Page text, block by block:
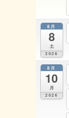
8月
8
土
2026
8月
10
月
2026